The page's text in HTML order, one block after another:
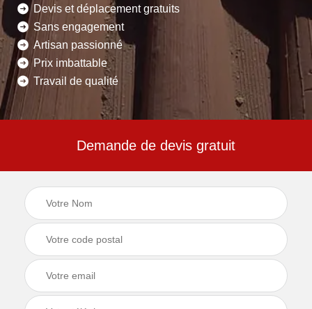
Devis et déplacement gratuits
Sans engagement
Artisan passionné
Prix imbattable
Travail de qualité
Demande de devis gratuit